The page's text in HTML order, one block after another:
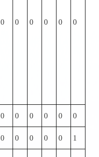
0 0 0 0 0 0
0 0 0 0 0 0
0 0 0 0 0 1